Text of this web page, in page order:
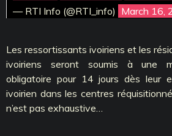
— RTI Info (@RTI_info) March 16,
Les ressortissants ivoiriens et les
ivoiriens seront soumis à une
obligatoire pour 14 jours dès leur
ivoirien dans les centres
n’est pas exhaustive…